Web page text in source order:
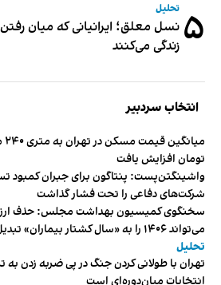
۵ تحلیل
نسل معلق؛ ایرانیانی که میان
زندگی می‌کنند
انتخاب سردبیر
تومان افزایش یافت
واشینگتن‌پست: پنتاگون برای جبران کمبود
شرکت‌های دفاعی را تحت فشار گذاشت
سخنگوی کمیسیون بهداشت مجلس: حذف ارز
می‌تواند ۱۴۰۶ را به «سال کشتار بیماران» تبدیل کند
تحلیل
تهران با طولانی کردن جنگ در پی ضربه زدن به
انتخابات میان‌دوره‌ای است